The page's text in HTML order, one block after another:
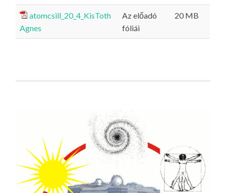
atomcsill_20_4_KisToth
Agnes
Az előadó
fóliái
20 MB